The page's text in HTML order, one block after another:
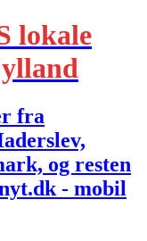
lokale
fra
og resten
- mobil